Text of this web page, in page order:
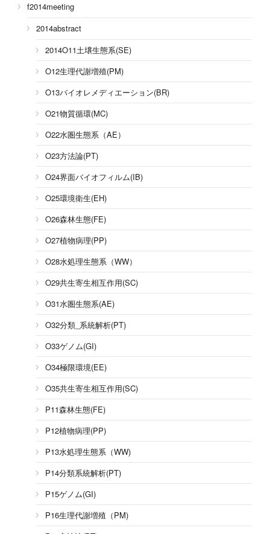
f2014meeting
2014abstract
2014O11土壌生態系(SE)
O12生理代謝増殖(PM)
O13バイオレメディエーション(BR)
O21物質循環(MC)
O22水圏生態系（AE）
O23方法論(PT)
O24界面バイオフィルム(IB)
O25環境衛生(EH)
O26森林生態(FE)
O27植物病理(PP)
O28水処理生態系（WW）
O29共生寄生相互作用(SC)
O31水圏生態系(AE)
O32分類_系統解析(PT)
O33ゲノム(GI)
O34極限環境(EE)
O35共生寄生相互作用(SC)
P11森林生態(FE)
P12植物病理(PP)
P13水処理生態系（WW)
P14分類系統解析(PT)
P15ゲノム(GI)
P16生理代謝増殖（PM)